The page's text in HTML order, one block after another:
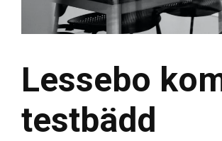
Lessebo
testbädd